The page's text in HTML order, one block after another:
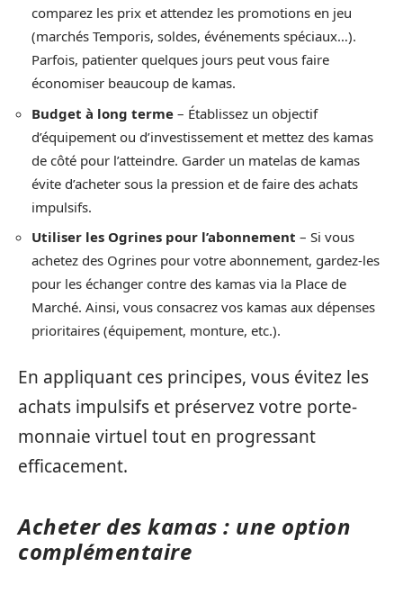
comparez les prix et attendez les promotions en jeu
(marchés Temporis, soldes, événements spéciaux…).
Parfois, patienter quelques jours peut vous faire
économiser beaucoup de kamas.
Budget à long terme – Établissez un objectif
d’équipement ou d’investissement et mettez des kamas
de côté pour l’atteindre. Garder un matelas de kamas
évite d’acheter sous la pression et de faire des achats
impulsifs.
Utiliser les Ogrines pour l’abonnement – Si vous
achetez des Ogrines pour votre abonnement, gardez-les
pour les échanger contre des kamas via la Place de
Marché. Ainsi, vous consacrez vos kamas aux dépenses
prioritaires (équipement, monture, etc.).
En appliquant ces principes, vous évitez les
achats impulsifs et préservez votre porte-
monnaie virtuel tout en progressant
efficacement.
Acheter des kamas : une option
complémentaire